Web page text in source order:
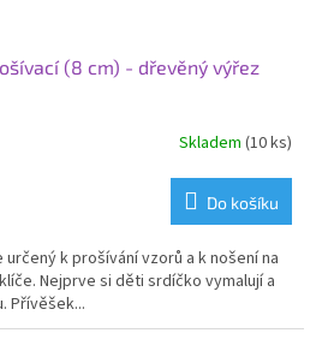
(8 cm) - dřevěný výřez
Skladem (10 ks)
Do košíku
k prošívání vzorů a k nošení na
Nejprve si děti srdíčko vymalují a
Přívěšek...